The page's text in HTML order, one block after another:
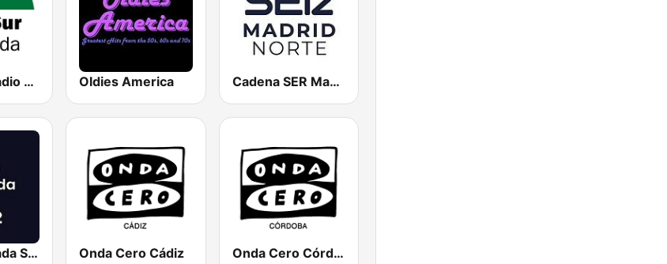
CanalSur Radio Granada Oldies America Cadena SER Madrid Norte
Radio Granada SER Onda Cero Cádiz Onda Cero Córdoba